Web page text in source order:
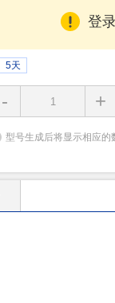
登
5天
- +
型号生成后将显示相应的